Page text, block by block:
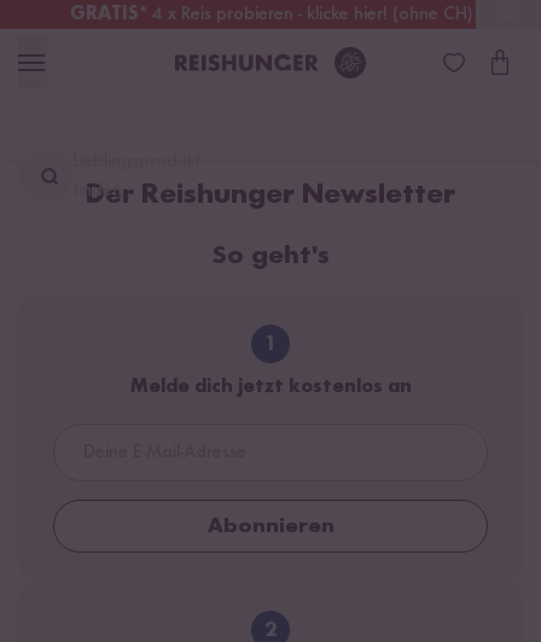
GRATIS* 4 x Reis probieren - klicke hier! (ohne CH)
Schweiz Alle Zölle & Steuern inklusive
finden ...
Der Reishunger Newsletter
So geht's
Melde dich jetzt kostenlos an
Abonnieren
2